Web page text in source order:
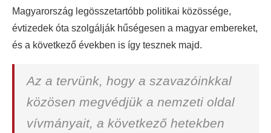
Magyarország legösszetartóbb politikai közössége,
évtizedek óta szolgálják hűségesen a magyar embereket,
és a következő években is így tesznek majd.
Az a tervünk, hogy a szavazóinkkal
közösen megvédjük a nemzeti oldal
vívmányait, a következő hetekben